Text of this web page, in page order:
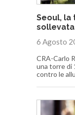
Seoul, la
sollevata
6 Agosto
CRA-Carlo
una torre di
contro le